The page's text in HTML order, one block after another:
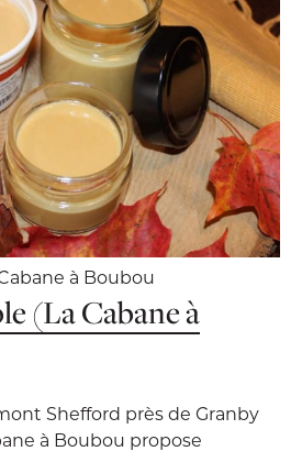
à Boubou
(La Cabane à
Shefford près de Granby
à Boubou propose